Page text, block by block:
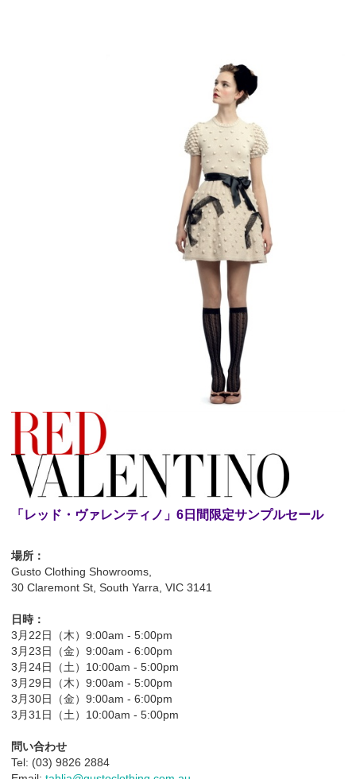
「レッド・ヴァレンティノ」6日間限定サンプルセール
場所：
Gusto Clothing Showrooms,
30 Claremont St, South Yarra, VIC 3141
日時：
3月22日（木）9:00am - 5:00pm
3月23日（金）9:00am - 6:00pm
3月24日（土）10:00am - 5:00pm
3月29日（木）9:00am - 5:00pm
3月30日（金）9:00am - 6:00pm
3月31日（土）10:00am - 5:00pm
問い合わせ
Tel: (03) 9826 2884